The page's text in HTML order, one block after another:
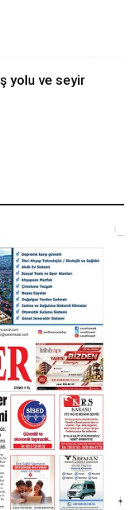
yolu ve seyir